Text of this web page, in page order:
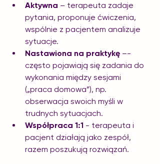
Aktywna – terapeuta zadaje
pytania, proponuje ćwiczenia,
wspólnie z pacjentem analizuje
sytuacje.
Nastawiona na praktykę –-
często pojawiają się zadania do
wykonania między sesjami
(„praca domowa”), np.
obserwacja swoich myśli w
trudnych sytuacjach.
Współpraca 1:1 - terapeuta i
pacjent działają jako zespół,
razem poszukują rozwiązań.